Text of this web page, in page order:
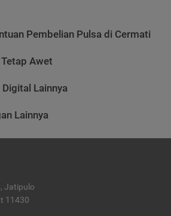
Pembelian Pulsa di Cermati
Awet
Lainnya
Lainnya
Jatipulo
11430